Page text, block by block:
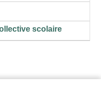
scolaire